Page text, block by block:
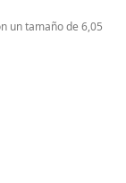
un tamaño de 6,05